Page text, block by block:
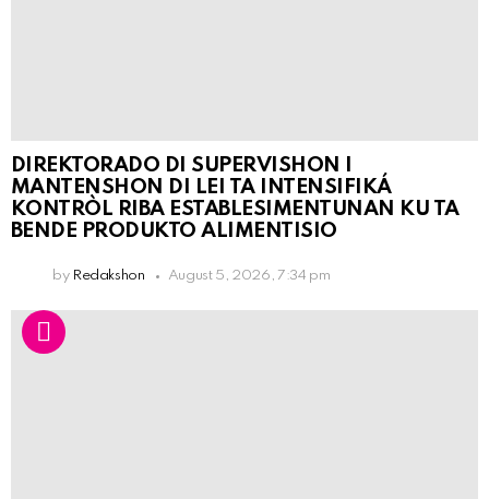
DIREKTORADO DI SUPERVISHON I
MANTENSHON DI LEI TA INTENSIFIKÁ
KONTRÒL RIBA ESTABLESIMENTUNAN KU TA
BENDE PRODUKTO ALIMENTISIO
by Redakshon August 5, 2026, 7:34 pm